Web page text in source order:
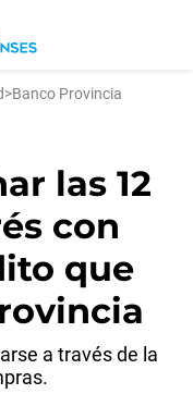
>Banco Provincia
las 12
con
que
a través de la